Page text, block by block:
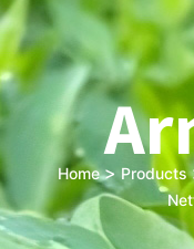
Home> Products